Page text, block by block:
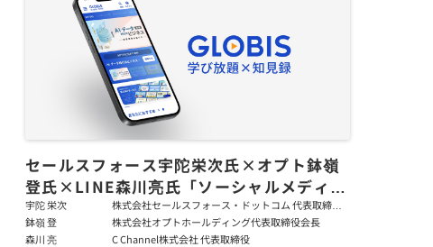
セールスフォース宇陀栄次氏×オプト鉢嶺
登氏×LINE森川亮氏「ソーシャルメディア
が企業経営に与えるインパクト」前編
宇陀 栄次
株式会社セールスフォース・ドットコム 代表取締役
社長 兼 米国セールスフォース・ドットコム EVP（上
級副社長）
鉢嶺 登
株式会社オプトホールディング代表取締役会長
森川 亮
C Channel株式会社 代表取締役